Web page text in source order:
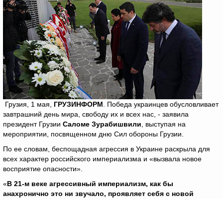
Грузия, 1 мая, ГРУЗИНФОРМ . Победа украинцев обусловливает
завтрашний день мира, свободу их и всех нас, - заявила
президент Грузии Саломе Зурабишвили , выступая на
мероприятии, посвященном дню Сил обороны Грузии.
По ее словам, беспощадная агрессия в Украине раскрыла для
всех характер российского империализма и «вызвала новое
восприятие опасности».
«В 21-м веке агрессивный империализм, как бы
анахронично это ни звучало, проявляет себя с новой